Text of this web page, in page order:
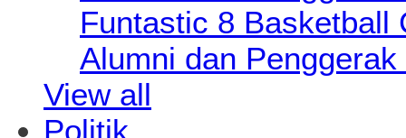
Funtastic 8 Basketball
Alumni dan
View all
Politik